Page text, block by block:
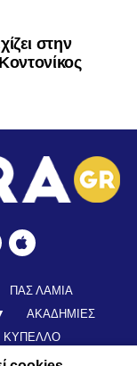
στην
ΠΑΣ ΛΑΜΙΑ
ΑΚΑΔΗΜΙΕΣ
ΚΥΠΕΛΛΟ
ΓΥΝΑΙΚΩΝ